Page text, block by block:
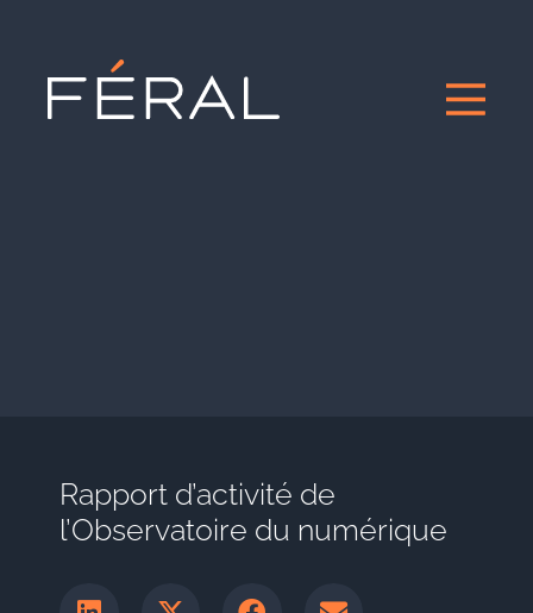
Rapport d’activité de
l’Observatoire du numérique